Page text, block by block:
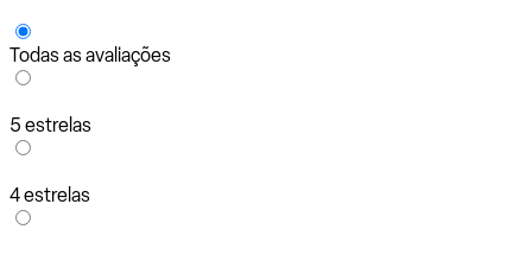
Todas as avaliações
5 estrelas
4 estrelas